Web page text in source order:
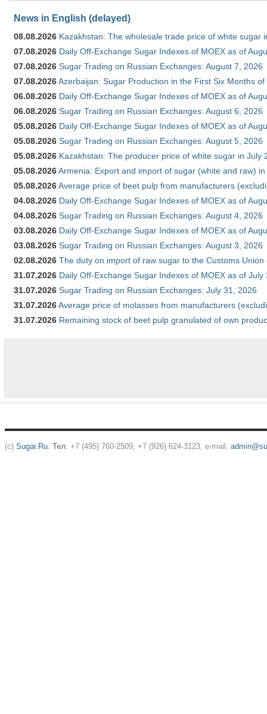
News in English (delayed)
08.08.2026 Kazakhstan: The wholesale trade price of white sugar
07.08.2026 Daily Off-Exchange Sugar Indexes of MOEX as of
07.08.2026 Sugar Trading on Russian Exchanges: August 7, 2026
07.08.2026Azerbaijan: Sugar Production in the First Six Months of
06.08.2026 Daily Off-Exchange Sugar Indexes of MOEX as of
06.08.2026 Sugar Trading on Russian Exchanges: August 6, 2026
05.08.2026 Daily Off-Exchange Sugar Indexes of MOEX as of
05.08.2026 Sugar Trading on Russian Exchanges: August 5, 2026
05.08.2026 Kazakhstan: The producer price of white sugar in July
05.08.2026Armenia: Export and import of sugar (white and raw)
05.08.2026Average price of beet pulp from manufacturers
04.08.2026 Daily Off-Exchange Sugar Indexes of MOEX as of
04.08.2026 Sugar Trading on Russian Exchanges: August 4, 2026
03.08.2026 Daily Off-Exchange Sugar Indexes of MOEX as of
03.08.2026 Sugar Trading on Russian Exchanges: August 3, 2026
02.08.2026 The duty on import of raw sugar to the Customs
31.07.2026 Daily Off-Exchange Sugar Indexes of MOEX as of July
31.07.2026 Sugar Trading on Russian Exchanges: July 31, 2026
31.07.2026Average price of molasses from manufacturers
31.07.2026 Remaining stock of beet pulp granulated of own
(c) Sugar.Ru Тел: +7 (495) 760-2509, +7 (926) 624-3123, e-mail: